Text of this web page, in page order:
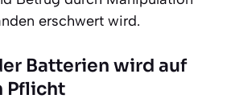
erschwert wird.
Batterien wird auf
Pflicht